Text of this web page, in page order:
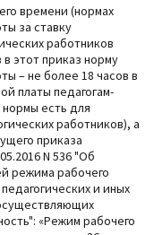
времени (нормах
за ставку
работников
этот приказ норму
– не более 18 часов в
платы педагогам-
есть для
работников), а
приказа
N 536 "Об
режима рабочего
и иных
«Режим рабочего